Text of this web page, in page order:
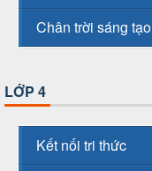
Chân trời sáng tạo
LỚP 4
Kết nối tri thức